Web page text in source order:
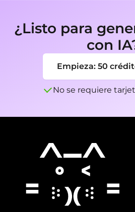
de eventos, derechos de
correo e imprima sangrado
imprimir o enviar.
¿Listo para
con
Empieza: 50
No se requiere